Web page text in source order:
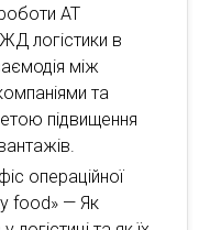
АТ
логістики в
між
та
підвищення
операційної
food» — Як